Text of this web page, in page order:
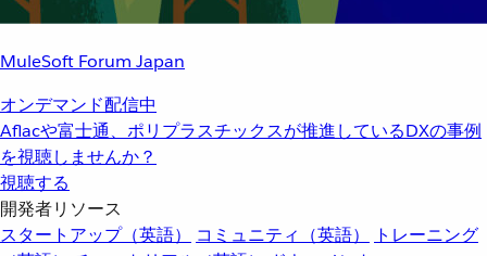
MuleSoft Forum Japan
オンデマンド配信中
Aflacや富士通、ポリプラスチックスが推進しているDXの事例
を視聴しませんか？
視聴する
開発者リソース
スタートアップ（英語）
コミュニティ（英語）
トレーニング